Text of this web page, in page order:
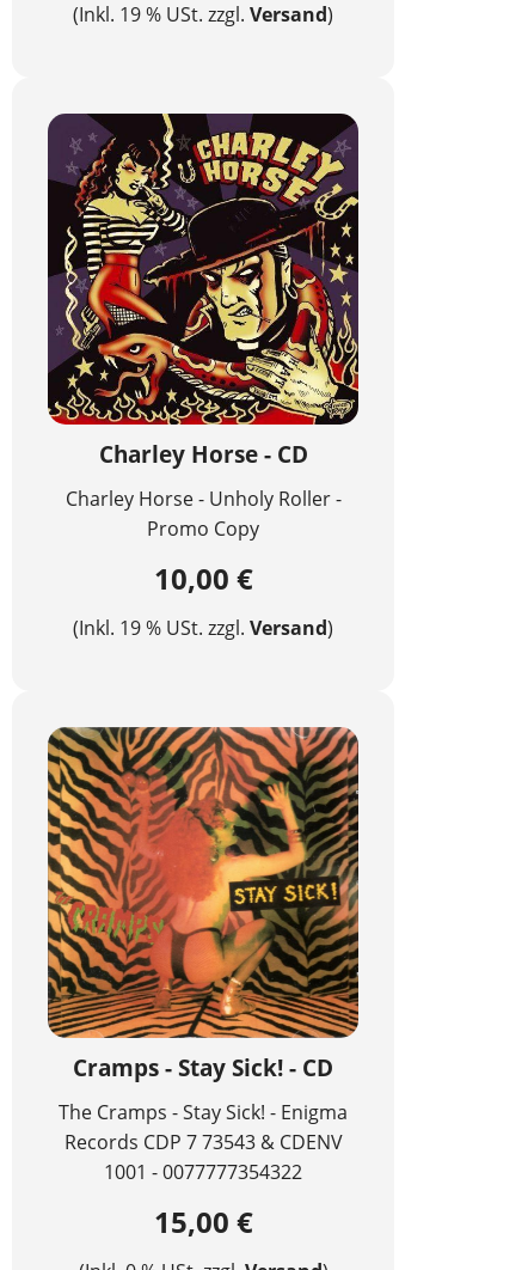
(Inkl. 19 % USt. zzgl. Versand)
Charley Horse - CD
Charley Horse - Unholy Roller -
Promo Copy
10,00 €
(Inkl. 19 % USt. zzgl. Versand)
Cramps - Stay Sick! - CD
The Cramps - Stay Sick! - Enigma
Records CDP 7 73543 & CDENV
1001 - 0077777354322
15,00 €